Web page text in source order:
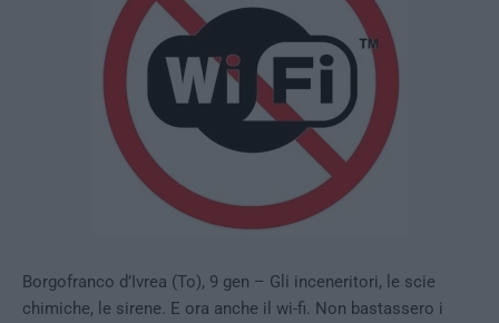
Borgofranco d’Ivrea (To), 9 gen – Gli inceneritori, le scie
chimiche, le sirene. E ora anche il wi-fi. Non bastassero i